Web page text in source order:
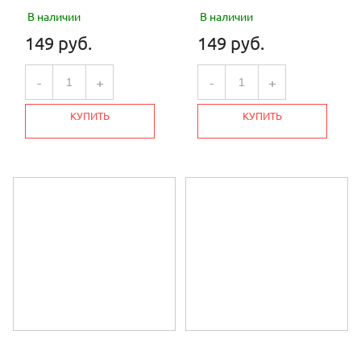
В наличии
149 руб.
- +
КУПИТЬ
В наличии
149 руб.
- +
КУПИТЬ